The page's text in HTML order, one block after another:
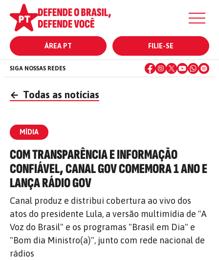
ÁREA PT FILIE-SE
SIGA NOSSAS REDES
← Todas as notícias
MÍDIA
COM TRANSPARÊNCIA E INFORMAÇÃO
CONFIÁVEL, CANAL GOV COMEMORA 1 ANO E
LANÇA RÁDIO GOV
Canal produz e distribui cobertura ao vivo dos
atos do presidente Lula, a versão multimídia de "A
Voz do Brasil" e os programas "Brasil em Dia" e
"Bom dia Ministro(a)", junto com rede nacional de
rádios